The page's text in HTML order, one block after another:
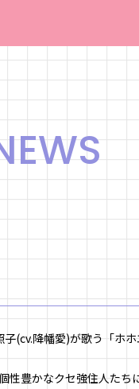
(cv.降幡愛)が歌う「ホ
性豊かなクセ強住人た